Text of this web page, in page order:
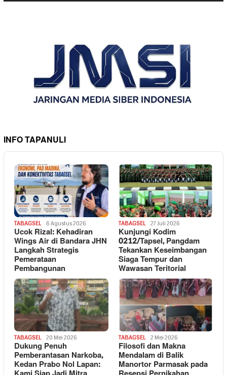
INFO TAPANULI
TABAGSEL 6 Agustus 2026
Ucok Rizal: Kehadiran
Wings Air di Bandara JHN
Langkah Strategis
Pemerataan
Pembangunan
TABAGSEL 27 Juli 2026
Kunjungi Kodim
0212/Tapsel, Pangdam
Tekankan Keseimbangan
Siaga Tempur dan
Wawasan Teritorial
TABAGSEL 20 Mei 2026
Dukung Penuh
Pemberantasan Narkoba,
Kedan Prabo Nol Lapan:
TABAGSEL 2 Mei 2026
Filosofi dan Makna
Mendalam di Balik
Manortor Parmasak pada